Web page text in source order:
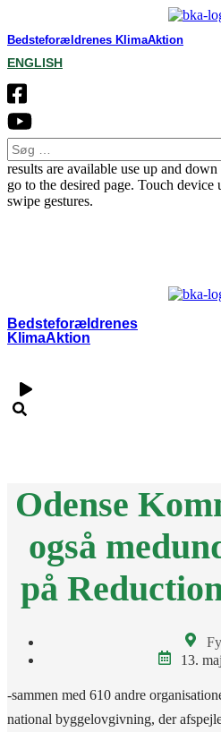
Bedsteforældrenes KlimaAktion
ENGLISH
Søg
efter:
results are available use up and
go to the desired page. Touch
swipe gestures.
Bedsteforældrenes
KlimaAktion​
Odense
også
på
13.
-sammen med 610 andre
national byggelovgivning, der